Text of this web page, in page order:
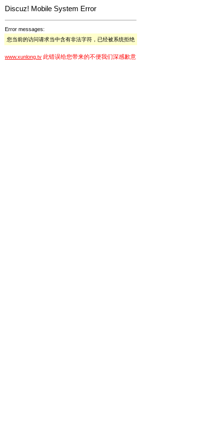
Discuz! Mobile System Error
Error messages:
您当前的访问请求当中含有非法字符，已经被系统拒绝
www.xunlong.tv 此错误给您带来的不便我们深感歉意